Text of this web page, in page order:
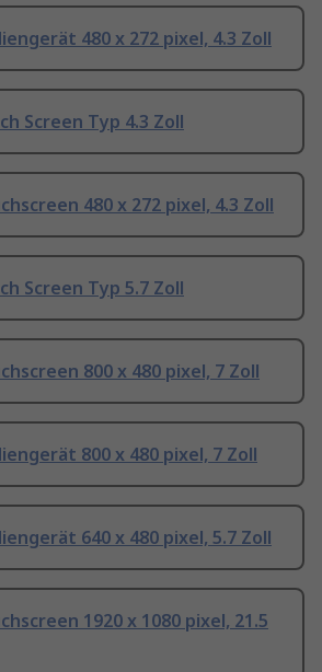
480 x 272 pixel, 4.3 Zoll
Screen Typ 4.3 Zoll
480 x 272 pixel, 4.3 Zoll
Screen Typ 5.7 Zoll
800 x 480 pixel, 7 Zoll
800 x 480 pixel, 7 Zoll
640 x 480 pixel, 5.7 Zoll
1920 x 1080 pixel, 21.5